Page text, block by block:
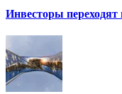
Инвесторы